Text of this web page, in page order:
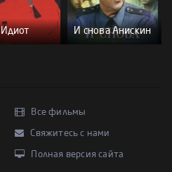
Идиот И снова Анискин
Все фильмы
Свяжитесь с нами
Полная версия сайта